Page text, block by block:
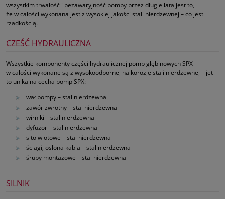
wszystkim trwałość i bezawaryjność pompy przez długie lata jest to,
że w całości wykonana jest z wysokiej jakości stali nierdzewnej – co jest
rzadkością.
CZEŚĆ HYDRAULICZNA
Wszystkie komponenty części hydraulicznej pomp głębinowych SPX
w całości wykonane są z wysokoodpornej na korozję stali nierdzewnej – jet
to unikalna cecha pomp SPX:
wał pompy – stal nierdzewna
zawór zwrotny – stal nierdzewna
wirniki – stal nierdzewna
dyfuzor – stal nierdzewna
sito wlotowe – stal nierdzewna
ściągi, osłona kabla – stal nierdzewna
śruby montażowe – stal nierdzewna
SILNIK